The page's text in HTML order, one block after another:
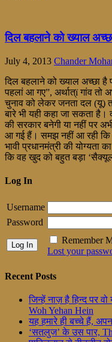
दिल बहलाने को ख्याल
July 4, 2013 Chander
दिल बहलाने को ख्याल अच्छा है
पहलां आ गए”, अर्थात्ï गांव तो
चुनाव को लेकर जनता दल (यू)
बारे भी यही कहा जा सकता है।
की सरकार बनेगी या नहीं पर
आ गई हैं। समझ नहीं आ रही कि
भावी प्रधानमंत्री की योग्यता
कि वह खुद को बहुत बड़ा
Log In
Username
Password
Remember
Lost your
Recent Posts
जिन्हें नाज़ है हिन्द पर
Woh Yehan Hein
यह हमारे ही बच्चे हैं,
‘सतलुज’ के उस पार,